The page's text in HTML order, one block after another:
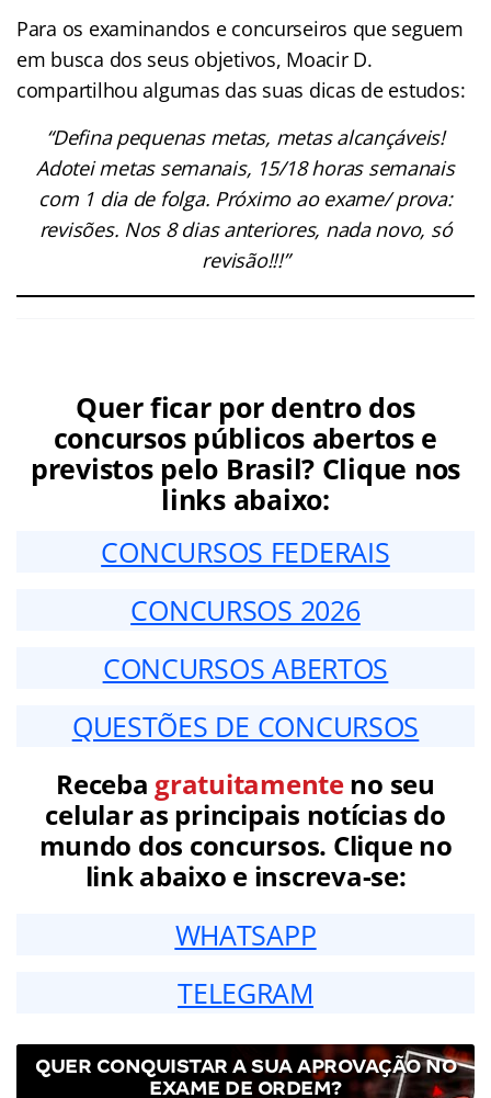
Para os examinandos e concurseiros que seguem
em busca dos seus objetivos, Moacir D.
compartilhou algumas das suas dicas de estudos:
“Defina pequenas metas, metas alcançáveis!
Adotei metas semanais, 15/18 horas semanais
com 1 dia de folga. Próximo ao exame/ prova:
revisões. Nos 8 dias anteriores, nada novo, só
revisão!!!”
Quer ficar por dentro dos
concursos públicos abertos e
previstos pelo Brasil? Clique nos
links abaixo:
CONCURSOS FEDERAIS
CONCURSOS 2026
CONCURSOS ABERTOS
QUESTÕES DE CONCURSOS
Receba gratuitamenteno seu
celular as principais notícias do
mundo dos concursos. Clique no
link abaixo e inscreva-se:
WHATSAPP
TELEGRAM
QUER CONQUISTAR A SUA APROVAÇÃO NO
EXAME DE ORDEM?